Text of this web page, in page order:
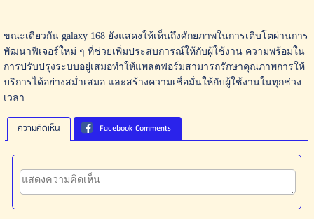
ขณะเดียวกัน galaxy 168 ยังแสดงให้เห็นถึงศักยภาพในการเติบโตผ่านการ
พัฒนาฟีเจอร์ใหม่ ๆ ที่ช่วยเพิ่มประสบการณ์ให้กับผู้ใช้งาน ความพร้อมใน
การปรับปรุงระบบอยู่เสมอทำให้แพลตฟอร์มสามารถรักษาคุณภาพการให้
บริการได้อย่างสม่ำเสมอ และสร้างความเชื่อมั่นให้กับผู้ใช้งานในทุกช่วง
เวลา
ความคิดเห็น Facebook Comments